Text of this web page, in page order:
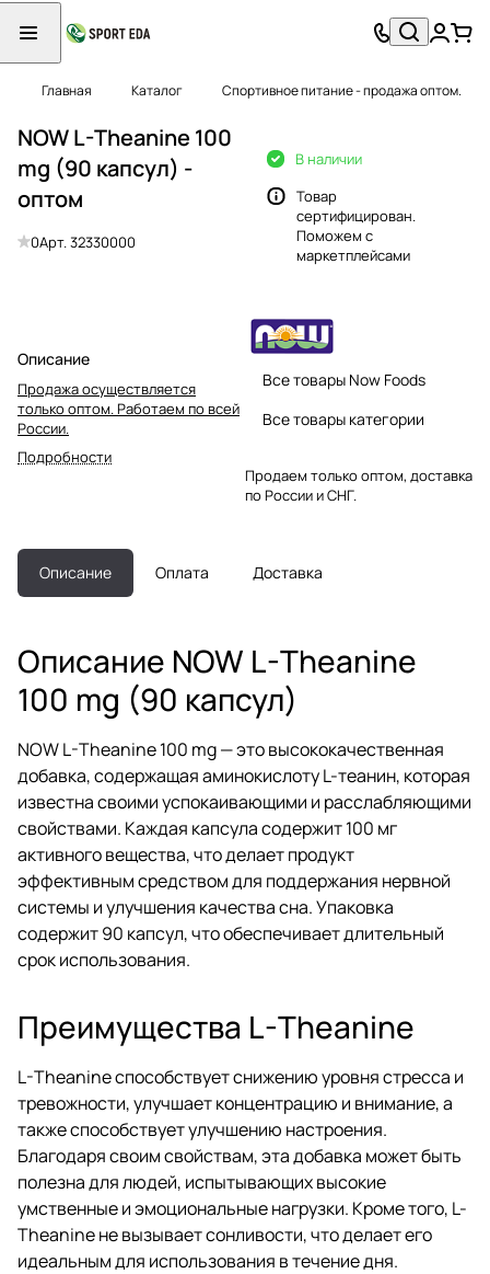
Главная Каталог Спортивное питание - продажа оптом.
NOW L-Theanine 100
mg (90 капсул) -
оптом
0Арт.32330000
Описание
Продажа осуществляется
только оптом. Работаем по всей
России.
Подробности
В наличии
Товар
сертифицирован.
Поможем с
маркетплейсами
Все товары Now Foods
Все товары категории
Продаем только оптом, доставка
по России и СНГ.
Описание Оплата Доставка
Описание NOW L-Theanine
100 mg (90 капсул)
NOW L-Theanine 100 mg — это высококачественная
добавка, содержащая аминокислоту L-теанин, которая
известна своими успокаивающими и расслабляющими
свойствами. Каждая капсула содержит 100 мг
активного вещества, что делает продукт
эффективным средством для поддержания нервной
системы и улучшения качества сна. Упаковка
содержит 90 капсул, что обеспечивает длительный
срок использования.
Преимущества L-Theanine
L-Theanine способствует снижению уровня стресса и
тревожности, улучшает концентрацию и внимание, а
также способствует улучшению настроения.
Благодаря своим свойствам, эта добавка может быть
полезна для людей, испытывающих высокие
умственные и эмоциональные нагрузки. Кроме того, L-
Theanine не вызывает сонливости, что делает его
идеальным для использования в течение дня.